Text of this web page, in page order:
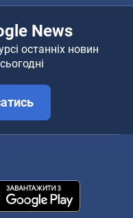
News
останніх новин